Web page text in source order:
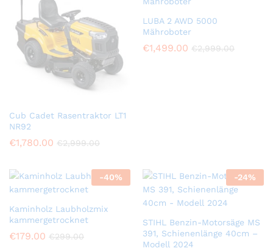
Cub Cadet Rasentraktor LT1
NR92
€1,780.00 €2,999.00
LUBA 2 AWD 5000
Mähroboter
€1,499.00 €2,999.00
-40%
Kaminholz Laubholzmix
kammergetrocknet
€179.00 €299.00
-24%
STIHL Benzin-Motorsäge MS
391, Schienenlänge 40cm –
Modell 2024